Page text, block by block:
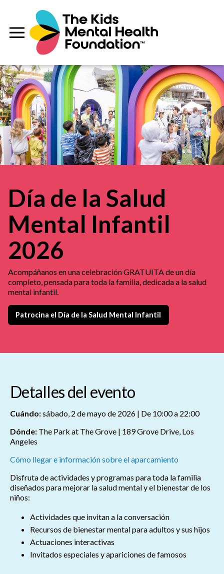
Día de la Salud
Mental Infantil
2026
Acompáñanos en una celebración GRATUITA de un día
completo, pensada para toda la familia, dedicada a la salud
mental infantil.
Patrocina el Día de la Salud Mental Infantil
Detalles del evento
Cuándo:sábado, 2 de mayo de 2026 | De 10:00 a 22:00
Dónde: The Park at The Grove | 189 Grove Drive, Los
Angeles
Cómo llegar e información sobre el aparcamiento
Disfruta de actividades y programas para toda la familia
diseñados para mejorar la salud mental y el bienestar de los
niños:
Actividades que invitan a la conversación
Recursos de bienestar mental para adultos y sus hijos
Actuaciones interactivas
Invitados especiales y apariciones de famosos